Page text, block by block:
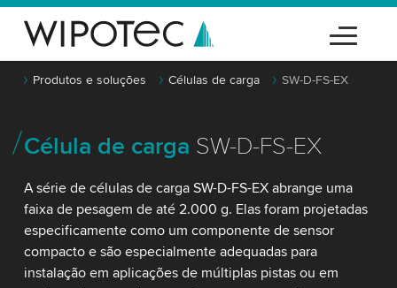
Produtos e soluções Células de carga SW-D-FS-EX
Célula de carga SW-D-FS-EX
A série de células de carga SW-D-FS-EX abrange uma
faixa de pesagem de até 2.000 g. Elas foram projetadas
especificamente como um componente de sensor
compacto e são especialmente adequadas para
instalação em aplicações de múltiplas pistas ou em